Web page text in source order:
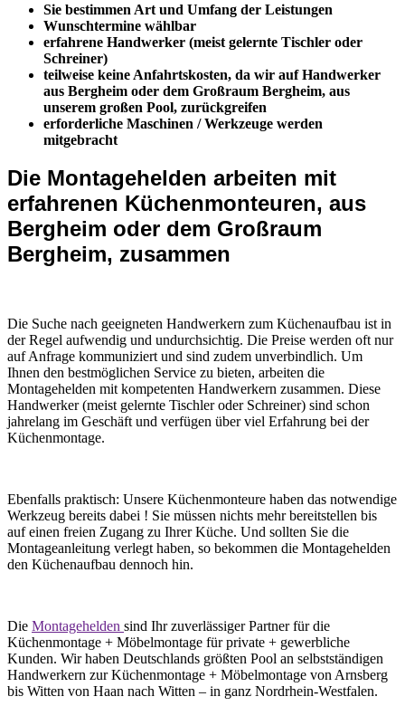
Sie bestimmen Art und Umfang der Leistungen
Wunschtermine wählbar
erfahrene Handwerker (meist gelernte Tischler oder
Schreiner)
teilweise keine Anfahrtskosten, da wir auf Handwerker
aus Bergheim oder dem Großraum Bergheim, aus
unserem großen Pool, zurückgreifen
erforderliche Maschinen / Werkzeuge werden
mitgebracht
Die Montagehelden arbeiten mit
erfahrenen Küchenmonteuren, aus
Bergheim oder dem Großraum
Bergheim, zusammen
Die Suche nach geeigneten Handwerkern zum Küchenaufbau ist in
der Regel aufwendig und undurchsichtig. Die Preise werden oft nur
auf Anfrage kommuniziert und sind zudem unverbindlich. Um
Ihnen den bestmöglichen Service zu bieten, arbeiten die
Montagehelden mit kompetenten Handwerkern zusammen. Diese
Handwerker (meist gelernte Tischler oder Schreiner) sind schon
jahrelang im Geschäft und verfügen über viel Erfahrung bei der
Küchenmontage.
Ebenfalls praktisch: Unsere Küchenmonteure haben das notwendige
Werkzeug bereits dabei ! Sie müssen nichts mehr bereitstellen bis
auf einen freien Zugang zu Ihrer Küche. Und sollten Sie die
Montageanleitung verlegt haben, so bekommen die Montagehelden
den Küchenaufbau dennoch hin.
Die Montagehelden sind Ihr zuverlässiger Partner für die
Küchenmontage + Möbelmontage für private + gewerbliche
Kunden. Wir haben Deutschlands größten Pool an selbstständigen
Handwerkern zur Küchenmontage + Möbelmontage von Arnsberg
bis Witten von Haan nach Witten – in ganz Nordrhein-Westfalen.